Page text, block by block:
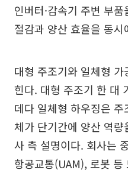
인버터·감속기 주변 부
절감과 양산 효율을 동
대형 주조기와 일체형
힌다. 대형 주조기 한 대
데다 일체형 하우징은 주
체가 단기간에 양산 역
사 측 설명이다. 회사는
항공교통(UAM), 로봇